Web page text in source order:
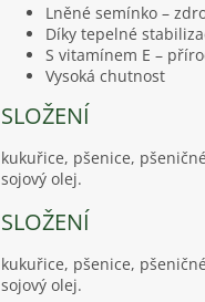
Lněné semínko –
Díky tepelné
S vitamínem E –
Vysoká chutnost
SLOŽENÍ
kukuřice, pšenice,
sojový olej.
SLOŽENÍ
kukuřice, pšenice,
sojový olej.